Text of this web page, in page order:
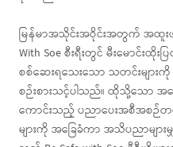
မြန်မာအသိုင်းအဝိုင်းအတွက် အထူး
With Soe စီးရီးတွင် မီးမောင်း
စစ်ဆေးရသေးသော သတင်းများကို
စဉ်းစားသင့်ပါသည်။ ထိုသို့သော အက
ကောင်းသည့် ပညာပေးအစီအစဉ်တ
များကို အခြေခံကာ အသိပညာများ